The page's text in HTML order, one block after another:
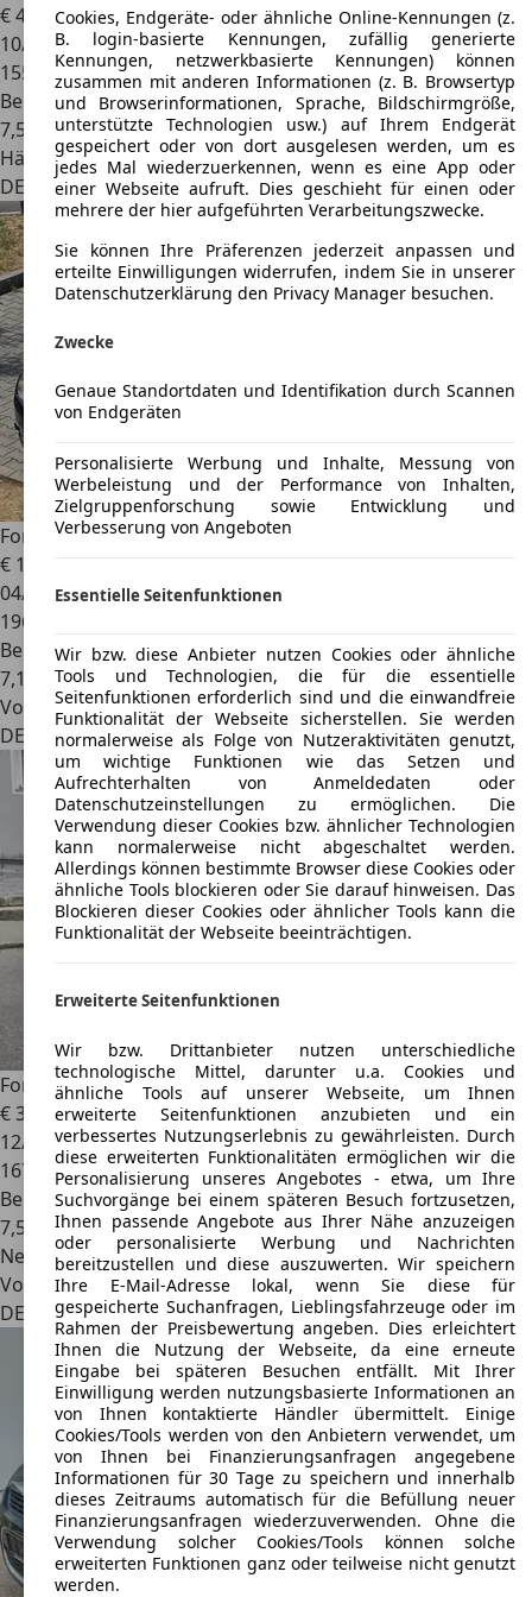
€ 4.990
10/2008
155.300 km
Benzin
7,5 l/100 km (komb.)
Händler
DE 41540Dormagen
Ford Focus CCFocus Coupe-Cabriolet 1.6 16V Trend
€ 1.350
04/2007
196.318 km
Benzin
7,1 l/100 km (komb.)
Von privat
DE 53859Niederkassel, Stadt
Ford Focus CCCoupe-Cabriolet 2.0 16V Black Magic
€ 3.000
12/2008
167.500 km
Benzin
7,5 l/100 km (komb.)
Neu
Von privat
DE 85604Zorneding
Cookies, Endgeräte- oder ähnliche Online-Kennungen (z.
B. login-basierte Kennungen, zufällig generierte
Kennungen, netzwerkbasierte Kennungen) können
zusammen mit anderen Informationen (z. B. Browsertyp
und Browserinformationen, Sprache, Bildschirmgröße,
unterstützte Technologien usw.) auf Ihrem Endgerät
gespeichert oder von dort ausgelesen werden, um es
jedes Mal wiederzuerkennen, wenn es eine App oder
einer Webseite aufruft. Dies geschieht für einen oder
mehrere der hier aufgeführten Verarbeitungszwecke.
Sie können Ihre Präferenzen jederzeit anpassen und
erteilte Einwilligungen widerrufen, indem Sie in unserer
Datenschutzerklärung den Privacy Manager besuchen.
Zwecke
Genaue Standortdaten und Identifikation durch Scannen
von Endgeräten
Personalisierte Werbung und Inhalte, Messung von
Werbeleistung und der Performance von Inhalten,
Zielgruppenforschung sowie Entwicklung und
Verbesserung von Angeboten
Essentielle Seitenfunktionen
Wir bzw. diese Anbieter nutzen Cookies oder ähnliche
Tools und Technologien, die für die essentielle
Seitenfunktionen erforderlich sind und die einwandfreie
Funktionalität der Webseite sicherstellen. Sie werden
normalerweise als Folge von Nutzeraktivitäten genutzt,
um wichtige Funktionen wie das Setzen und
Aufrechterhalten von Anmeldedaten oder
Datenschutzeinstellungen zu ermöglichen. Die
Verwendung dieser Cookies bzw. ähnlicher Technologien
kann normalerweise nicht abgeschaltet werden.
Allerdings können bestimmte Browser diese Cookies oder
ähnliche Tools blockieren oder Sie darauf hinweisen. Das
Blockieren dieser Cookies oder ähnlicher Tools kann die
Funktionalität der Webseite beeinträchtigen.
Erweiterte Seitenfunktionen
Wir bzw. Drittanbieter nutzen unterschiedliche
technologische Mittel, darunter u.a. Cookies und
ähnliche Tools auf unserer Webseite, um Ihnen
erweiterte Seitenfunktionen anzubieten und ein
verbessertes Nutzungserlebnis zu gewährleisten. Durch
diese erweiterten Funktionalitäten ermöglichen wir die
Personalisierung unseres Angebotes - etwa, um Ihre
Suchvorgänge bei einem späteren Besuch fortzusetzen,
Ihnen passende Angebote aus Ihrer Nähe anzuzeigen
oder personalisierte Werbung und Nachrichten
bereitzustellen und diese auszuwerten. Wir speichern
Ihre E-Mail-Adresse lokal, wenn Sie diese für
gespeicherte Suchanfragen, Lieblingsfahrzeuge oder im
Rahmen der Preisbewertung angeben. Dies erleichtert
Ihnen die Nutzung der Webseite, da eine erneute
Eingabe bei späteren Besuchen entfällt. Mit Ihrer
Einwilligung werden nutzungsbasierte Informationen an
von Ihnen kontaktierte Händler übermittelt. Einige
Cookies/Tools werden von den Anbietern verwendet, um
von Ihnen bei Finanzierungsanfragen angegebene
Informationen für 30 Tage zu speichern und innerhalb
dieses Zeitraums automatisch für die Befüllung neuer
Finanzierungsanfragen wiederzuverwenden. Ohne die
Verwendung solcher Cookies/Tools können solche
erweiterten Funktionen ganz oder teilweise nicht genutzt
werden.